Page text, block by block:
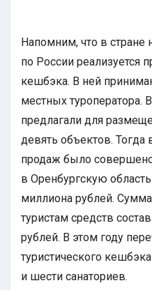
Напомним, что в стране
по России реализуется
кешбэка. В ней
местных туроператора.
предлагали для
девять объектов.
продаж было
в Оренбургскую
миллиона рублей.
туристам средств
рублей. В этом году
туристического
и шести санаториев.